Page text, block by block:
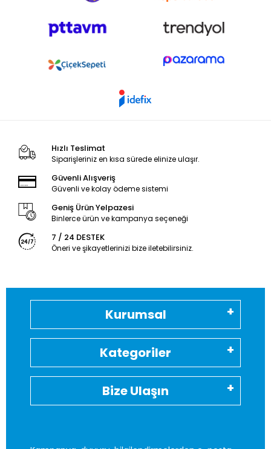
Hızlı Teslimat
Siparişleriniz en kısa sürede elinize ulaşır.
Güvenli Alışveriş
Güvenli ve kolay ödeme sistemi
Geniş Ürün Yelpazesi
Binlerce ürün ve kampanya seçeneği
7 / 24 DESTEK
Öneri ve şikayetlerinizi bize iletebilirsiniz.
Kurumsal
Kategoriler
Bize Ulaşın